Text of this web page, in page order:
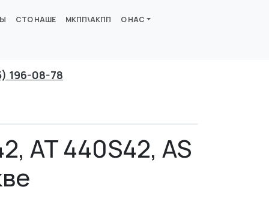
СТО НАШЕ МКПП\АКПП
О НАС
196-08-78
AT 440S42, AS